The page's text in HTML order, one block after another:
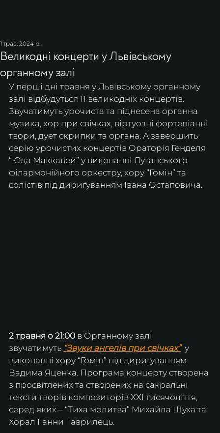
Великодні концерти у Львівському
органному залі
1 трав. 2024 р.
У перші дні травня у Львівському органному
залі відбудуться 11 великодніх концертів.
Звучатимуть урочиста та піднесена органна
музика, хор при свічках, віртуозні фортепіанні
твори, дует скрипки та органа. А завершить
серію урочистих концертів Ораторія Генделя
“Юда Маккавей” у виконанні Луганського
філармонійного оркестру, хору “Гомін” та
солістів під дириґуванням Івана Остаповича.
2 травня о 21:00 в Органному залі
звучатимуть “Звуки ангелів при свічках” у
виконанні хору “Гомін” під дириґуванням
Вадима Яценка. Програма концерту створена
з просвітлених та створених на сакральні
тексти творів композиторів ХХІ тисячоліття,
серед яких – “Тиха молитва” Михайла Шуха та
Хорал Ганни Гаврилець.